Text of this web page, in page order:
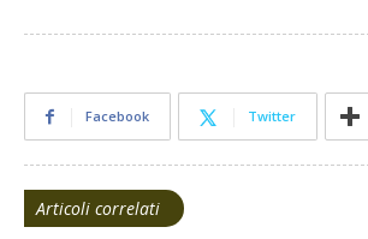
Facebook Twitter
Articoli correlati